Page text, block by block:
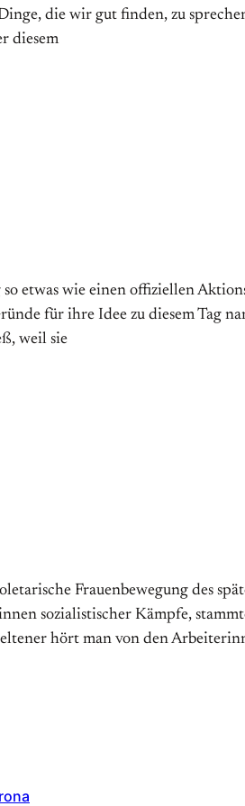
die wir gut finden, zu
diesem
etwas wie einen offiziellen
für ihre Idee zu diesem Tag
weil sie
Frauenbewegung des
sozialistischer Kämpfe,
hört man von den